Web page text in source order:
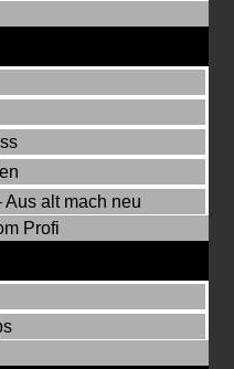
Aus alt mach neu
Profi